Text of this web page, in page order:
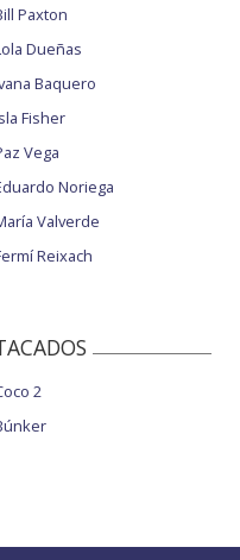
Paxton
Dueñas
Baquero
Fisher
Vega
Noriega
Valverde
Reixach
2